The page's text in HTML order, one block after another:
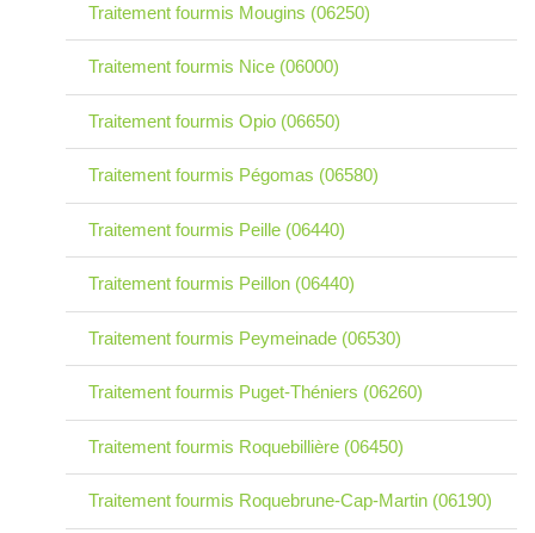
Traitement fourmis Mougins (06250)
Traitement fourmis Nice (06000)
Traitement fourmis Opio (06650)
Traitement fourmis Pégomas (06580)
Traitement fourmis Peille (06440)
Traitement fourmis Peillon (06440)
Traitement fourmis Peymeinade (06530)
Traitement fourmis Puget-Théniers (06260)
Traitement fourmis Roquebillière (06450)
Traitement fourmis Roquebrune-Cap-Martin (06190)